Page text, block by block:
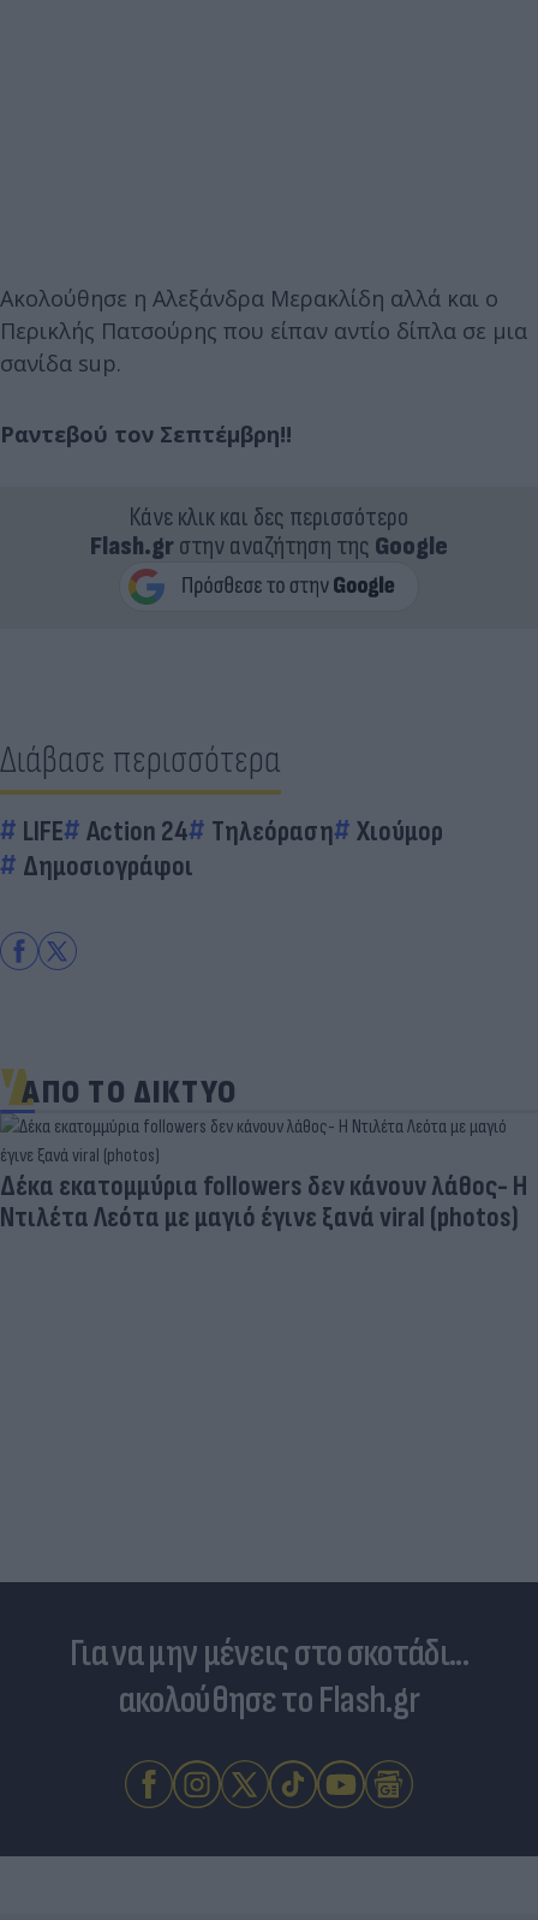
Ακολούθησε η Αλεξάνδρα Μερακλίδη αλλά και ο
Περικλής Πατσούρης που είπαν αντίο δίπλα σε μια
σανίδα sup.
Ραντεβού τον Σεπτέμβρη!!
Κάνε κλικ και δες περισσότερο
Flash.grστην αναζήτηση της Google
Διάβασε περισσότερα
LIFE Action 24 Τηλεόραση
Χιούμορ
Δημοσιογράφοι
ΑΠΟ ΤΟ ΔΙΚΤΥΟ
Δέκα εκατομμύρια followers δεν κάνουν λάθος- Η
Ντιλέτα Λεότα με μαγιό έγινε ξανά viral (photos)
Για να μην μένεις στο σκοτάδι...
ακολούθησε το Flash.gr